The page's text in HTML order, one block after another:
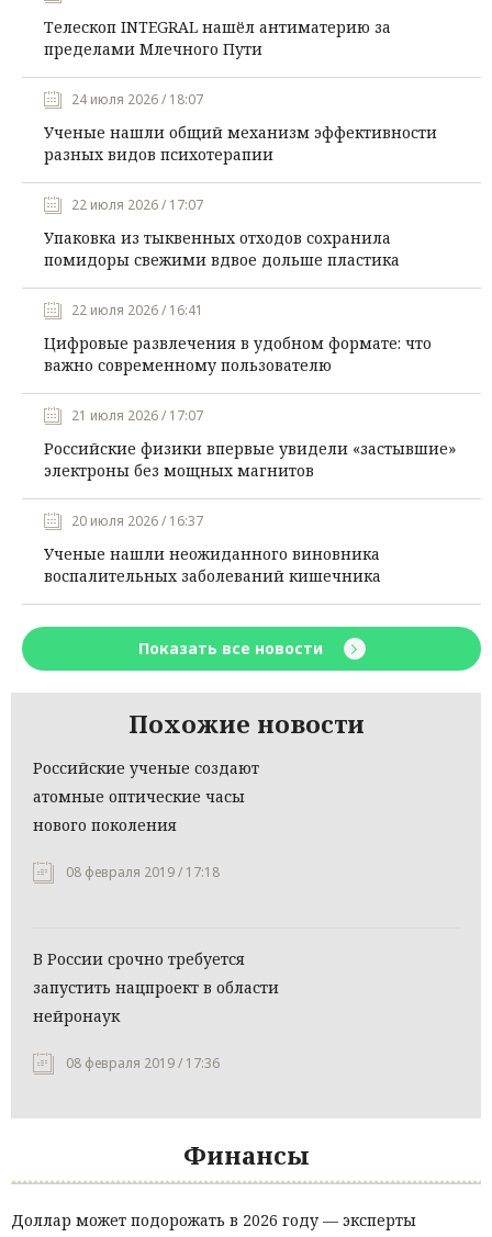
Телескоп INTEGRAL нашёл антиматерию за
пределами Млечного Пути
24 июля 2026 / 18:07
Ученые нашли общий механизм эффективности
разных видов психотерапии
22 июля 2026 / 17:07
Упаковка из тыквенных отходов сохранила
помидоры свежими вдвое дольше пластика
22 июля 2026 / 16:41
Цифровые развлечения в удобном формате: что
важно современному пользователю
21 июля 2026 / 17:07
Российские физики впервые увидели «застывшие»
электроны без мощных магнитов
20 июля 2026 / 16:37
Ученые нашли неожиданного виновника
воспалительных заболеваний кишечника
Показать все новости
Похожие новости
Российские ученые создают
атомные оптические часы
нового поколения
08 февраля 2019 / 17:18
В России срочно требуется
запустить нацпроект в области
нейронаук
08 февраля 2019 / 17:36
Финансы
Доллар может подорожать в 2026 году — эксперты